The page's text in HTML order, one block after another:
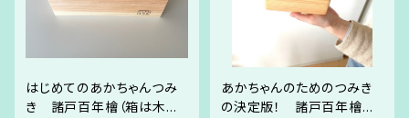
はじめてのあかちゃんつみ
き 諸戸百年檜（箱は木曽
あかちゃんのためのつみき
の決定版！ 諸戸百年檜